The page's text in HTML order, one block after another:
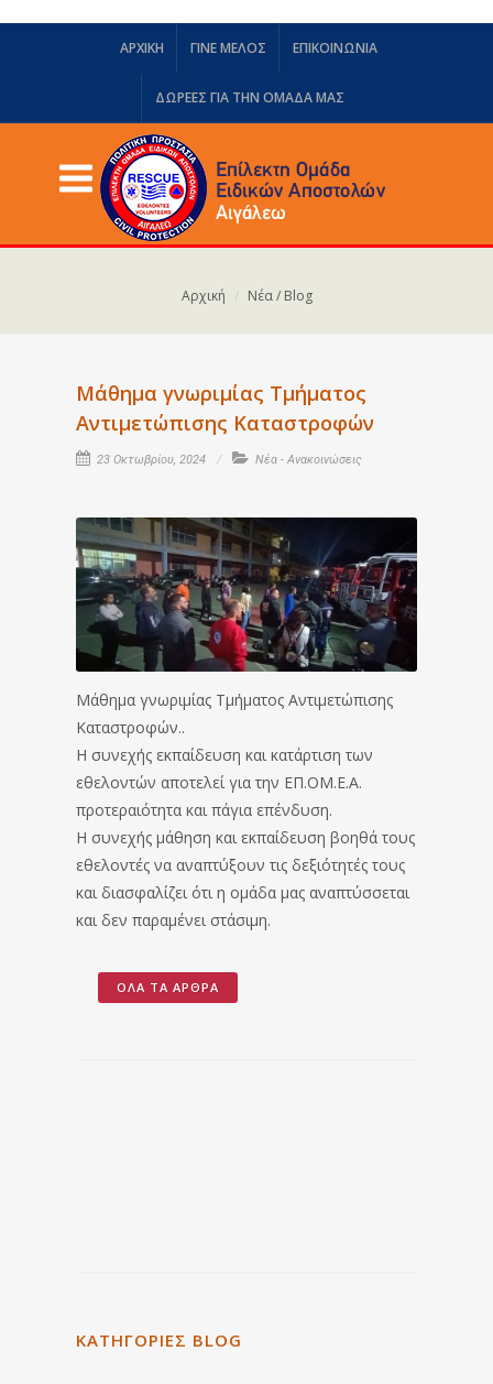
ΑΡΧΙΚΗ ΓΙΝΕ ΜΕΛΟΣ ΕΠΙΚΟΙΝΩΝΙΑ
ΔΩΡΕΈΣ ΓΙΑ ΤΗΝ ΟΜΆΔΑ ΜΑΣ
Αρχική Νέα / Blog
Μάθημα γνωριμίας Τμήματος
Αντιμετώπισης Καταστροφών
23 Οκτωβρίου, 2024 Νέα - Ανακοινώσεις
Μάθημα γνωριμίας Τμήματος Αντιμετώπισης
Καταστροφών..
Η συνεχής εκπαίδευση και κατάρτιση των
εθελοντών αποτελεί για την ΕΠ.ΟΜ.Ε.Α.
προτεραιότητα και πάγια επένδυση.
Η συνεχής μάθηση και εκπαίδευση βοηθά τους
εθελοντές να αναπτύξουν τις δεξιότητές τους
και διασφαλίζει ότι η ομάδα μας αναπτύσσεται
και δεν παραμένει στάσιμη.
ΌΛΑ ΤΑ ΆΡΘΡΑ
ΚΑΤΗΓΟΡΙΕΣ BLOG